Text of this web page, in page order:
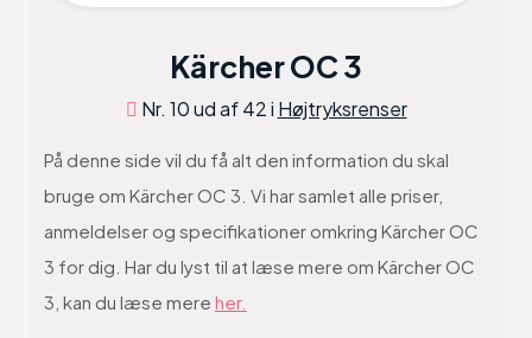
Kärcher OC 3
Nr. 10 ud af 42 i Højtryksrenser
På denne side vil du få alt den information du skal
bruge om Kärcher OC 3. Vi har samlet alle priser,
anmeldelser og specifikationer omkring Kärcher OC
3 for dig. Har du lyst til at læse mere om Kärcher OC
3, kan du læse mere her.